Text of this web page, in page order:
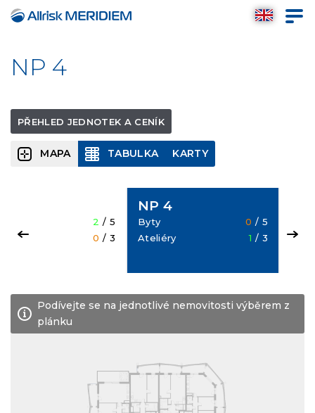
NP 4
PŘEHLED JEDNOTEK A CENÍK
MAPA TABULKA KARTY
Podívejte se na jednotlivé nemovitosti výběrem z
plánku
2 / 5
0 / 3
NP 4
Byty 0 / 5
Ateliéry
1 / 3